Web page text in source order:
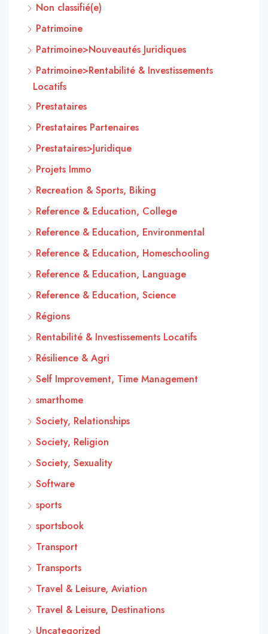
Non classifié(e)
Patrimoine
Patrimoine>Nouveautés Juridiques
Patrimoine>Rentabilité & Investissements
Locatifs
Prestataires
Prestataires Partenaires
Prestataires>Juridique
Projets Immo
Recreation & Sports, Biking
Reference & Education, College
Reference & Education, Environmental
Reference & Education, Homeschooling
Reference & Education, Language
Reference & Education, Science
Régions
Rentabilité & Investissements Locatifs
Résilience & Agri
Self Improvement, Time Management
smarthome
Society, Relationships
Society, Religion
Society, Sexuality
Software
sports
sportsbook
Transport
Transports
Travel & Leisure, Aviation
Travel & Leisure, Destinations
Uncategorized